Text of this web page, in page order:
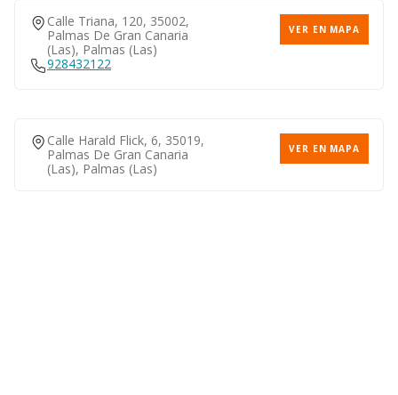
Calle Triana, 120, 35002,
Palmas De Gran Canaria
(las), Palmas (las)
VER EN MAPA
928432122
Calle Harald Flick, 6, 35019,
Palmas De Gran Canaria
(las), Palmas (las)
VER EN MAPA